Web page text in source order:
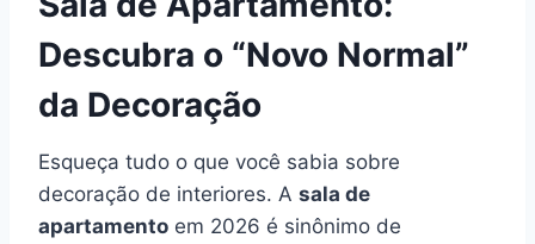
Descubra o “Novo Normal”
da Decoração
Esqueça tudo o que você sabia sobre
decoração de interiores. A sala de
apartamento em 2026 é sinônimo de